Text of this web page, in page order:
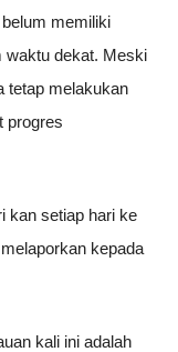
memiliki
waktu dekat. Meski
tetap melakukan
progres
kan setiap hari ke
kepada
kali ini adalah